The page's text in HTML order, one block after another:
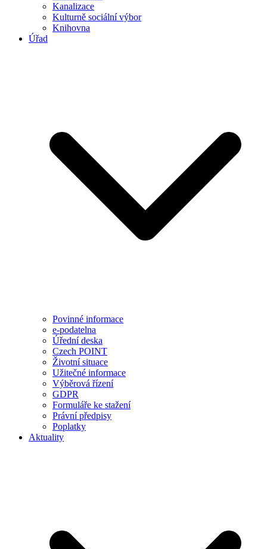
Kanalizace
Kulturně sociální výbor
Knihovna
Úřad
Povinné informace
e-podatelna
Úřední deska
Czech POINT
Životní situace
Užitečné informace
Výběrová řízení
GDPR
Formuláře ke stažení
Právní předpisy
Poplatky
Aktuality